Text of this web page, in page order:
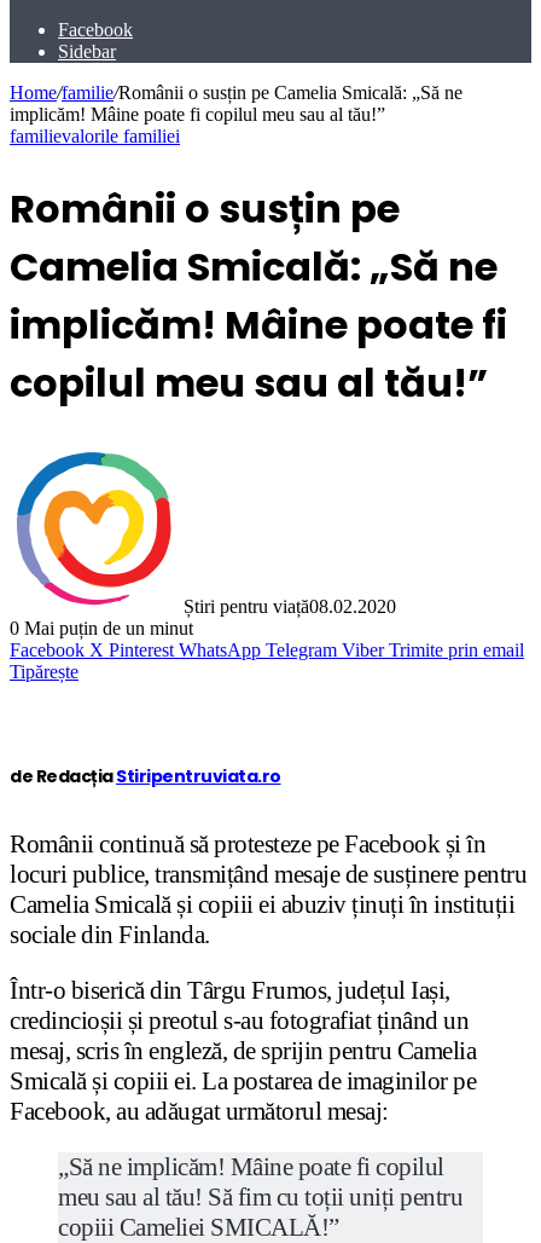
Facebook
Sidebar
Home/familie/Românii o susțin pe Camelia Smicală: „Să ne
implicăm! Mâine poate fi copilul meu sau al tău!”
familievalorile familiei
Românii o susțin pe
Camelia Smicală: „Să ne
implicăm! Mâine poate fi
copilul meu sau al tău!”
Știri pentru viață08.02.2020
0 Mai puțin de un minut
Facebook X Pinterest WhatsApp Telegram Viber Trimite prin email
Tipărește
de RedacțiaStiripentruviata.ro
Românii continuă să protesteze pe Facebook și în
locuri publice, transmițând mesaje de susținere pentru
Camelia Smicală și copiii ei abuziv ținuți în instituții
sociale din Finlanda.
Într-o biserică din Târgu Frumos, județul Iași,
credincioșii și preotul s-au fotografiat ținând un
mesaj, scris în engleză, de sprijin pentru Camelia
Smicală și copiii ei. La postarea de imaginilor pe
Facebook, au adăugat următorul mesaj:
„Să ne implicăm! Mâine poate fi copilul
meu sau al tău! Să fim cu toții uniți pentru
copiii Cameliei SMICALĂ!”